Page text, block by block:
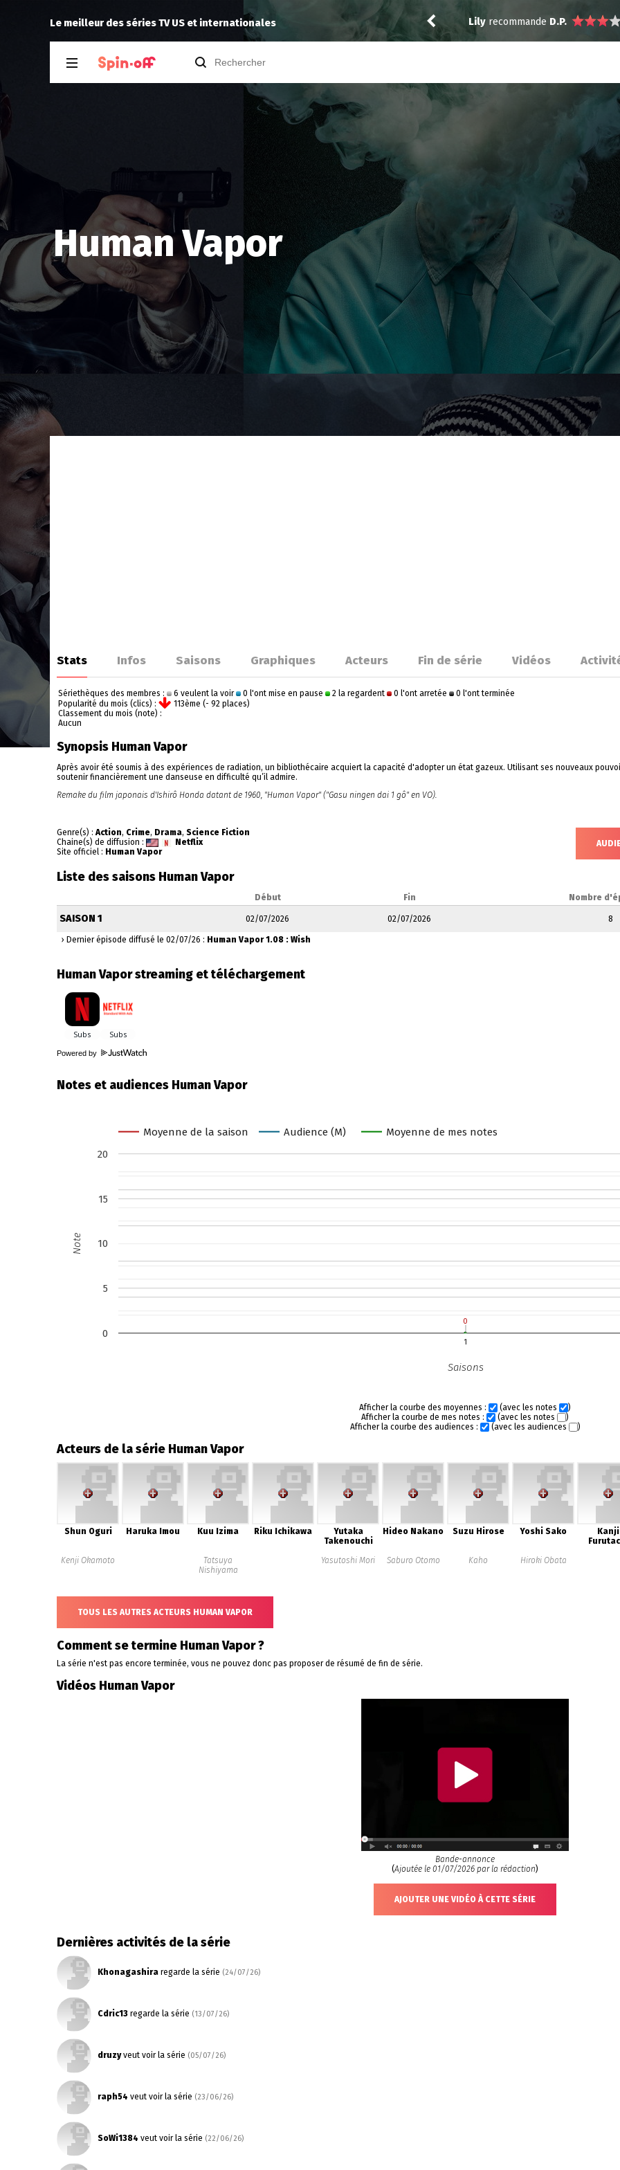
Le meilleur des séries TV US et internationales
LilyrecommandeD.P. Vic24a noté8àThe Fresh
Human Vapor
Stats Infos Saisons Graphiques Acteurs Fin de série Vidéos
Sériethèques des membres : 6 veulent la voir 0 l'ont mise en pause 2 la regardent 0 l'ont arretée
0 l'ont terminée
Popularité du mois (clics) :
113ème (- 92 places)
Classement du mois (note) :
Aucun
Synopsis Human Vapor
Après avoir été soumis à des expériences de radiation, un bibliothécaire acquiert la capacité d'adopter un état gazeux. Utilisant ses nouveaux
soutenir financièrement une danseuse en difficulté qu’il admire.
Remake du film japonais d'Ishirô Honda datant de 1960, "Human Vapor" ("Gasu ningen dai 1 gô" en VO).
Genre(s) :Action, Crime, Drama, Science Fiction
Chaine(s) de diffusion :
Netflix
Site officiel : Human Vapor
Liste des saisons Human Vapor
Début Fin Nombre
SAISON 1 02/07/2026 02/07/2026 8
› Dernier épisode diffusé le 02/07/26 : Human Vapor 1.08 : Wish
Human Vapor streaming et téléchargement
Powered by
Notes et audiences Human Vapor
Moyenne de la saison Audience (M) Moyenne de mes notes
1
0
5
10
15
20
0
0
Saisons
Note
Afficher la courbe des moyennes : (avec les notes
)
Afficher la courbe de mes notes :
(avec les notes
)
Afficher la courbe des audiences :
(avec les audiences )
Acteurs de la série Human Vapor
Shun Oguri
Kenji Okamoto
Haruka Imou Kuu Izima
Tatsuya
Nishiyama
Riku Ichikawa
Yutaka
Takenouchi
Yasutoshi Mori
Hideo Nakano
Saburo Otomo
Suzu Hirose
Kaho
Yoshi Sako
Hiroki Obata
Kanji
TOUS LES AUTRES ACTEURS HUMAN VAPOR
Comment se termine Human Vapor ?
La série n'est pas encore terminée, vous ne pouvez donc pas proposer de résumé de fin de série.
Vidéos Human Vapor
Bande-annonce
(Ajoutée le 01/07/2026 par la rédaction)
AJOUTER UNE VIDÉO À CETTE SÉRIE
Dernières activités de la série
Khonagashira regarde la série (24/07/26)
Cdric13 regarde la série (13/07/26)
druzyveut voir la série (05/07/26)
raph54 veut voir la série (23/06/26)
SoWi1384 veut voir la série (22/06/26)